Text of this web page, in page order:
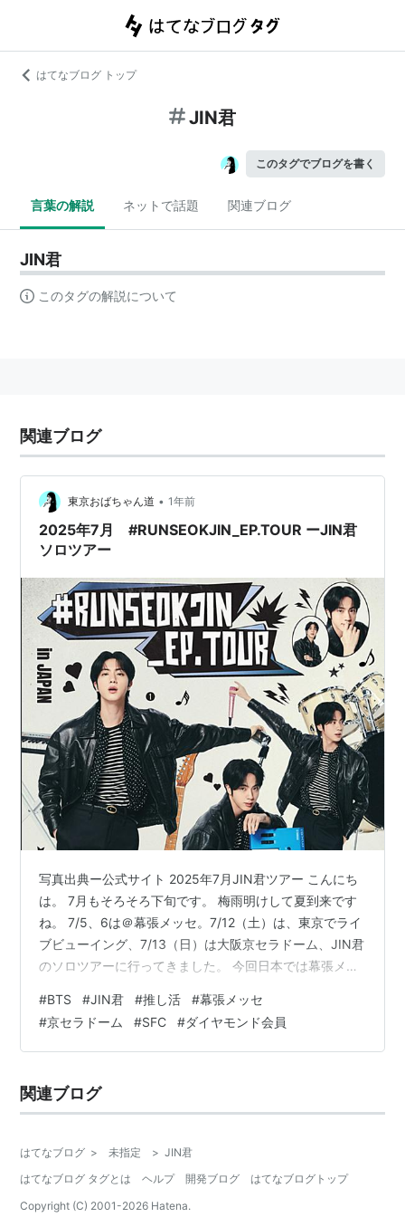
はてなブログ トップ
JIN君
このタグでブログを書く
言葉の解説 ネットで話題 関連ブログ
JIN君
このタグの解説について
関連ブログ
東京おばちゃん道 • 1年前
2025年7月 #RUNSEOKJIN_EP.TOUR ーJIN君
ソロツアー
写真出典ー公式サイト 2025年7月JIN君ツアー こんにち
は。 7月もそろそろ下旬です。 梅雨明けして夏到来です
ね。 7/5、6は＠幕張メッセ。7/12（土）は、東京でライ
ブビューイング、7/13（日）は大阪京セラドーム、JIN君
のソロツアーに行ってきました。 今回日本では幕張メッ
た。 ワタシは、ファンクラブの一次先行で京セラドーム
の最終日は確保できたのですが、幕張メッセはジャパン
ファンクラブ先行2次も、グローバルも、モバイルも、ロ
ームの1日目7/12（土）は、元々別の予定が入っていた
の…
#BTS #JIN君 #推し活 #幕張メッセ
#京セラドーム #SFC #ダイヤモンド会員
関連ブログ
はてなブログ > 未指定 > JIN君
はてなブログ タグとは
ヘルプ 開発ブログ
はてなブログトップ
Copyright (C) 2001-2026 Hatena.